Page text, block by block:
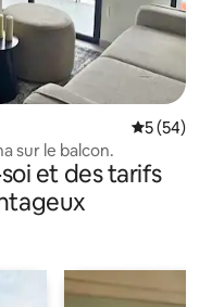
5 (54)
sur le balcon.
et des tarifs